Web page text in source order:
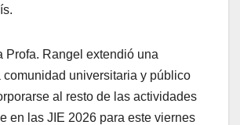
Profa. Rangel extendió una
comunidad universitaria y público
al resto de las actividades
en las JIE 2026 para este viernes